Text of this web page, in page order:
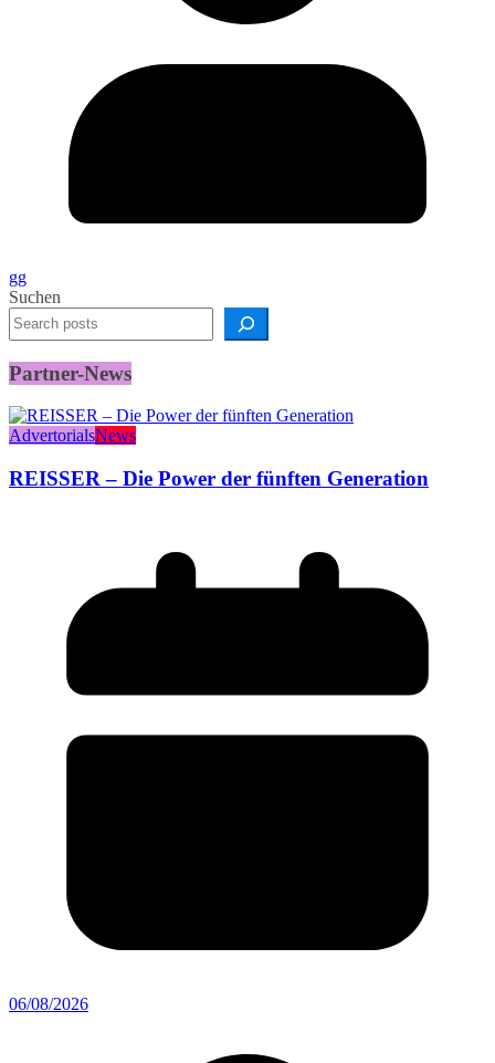
gg
Suchen
Partner-News
AdvertorialsNews
REISSER – Die Power der fünften Generation
06/08/2026